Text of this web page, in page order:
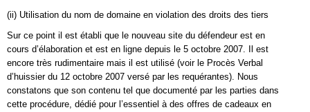
(ii) Utilisation du nom de domaine en violation des droits des tiers
Sur ce point il est établi que le nouveau site du défendeur est en
cours d’élaboration et est en ligne depuis le 5 octobre 2007. Il est
encore très rudimentaire mais il est utilisé (voir le Procès Verbal
d’huissier du 12 octobre 2007 versé par les requérantes). Nous
constatons que son contenu tel que documenté par les parties dans
cette procédure, dédié pour l’essentiel à des offres de cadeaux en